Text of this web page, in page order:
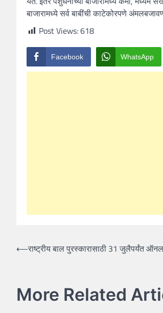
बाजारामध्ये सर्व बाबींची काटेकोरपणे
Post Views:618
Facebook WhatsApp
Post
⟵राष्ट्रीय बाल पुरस्कारासाठी 31 जुलैपर्यंत
More Related